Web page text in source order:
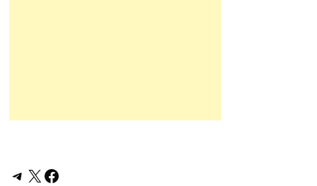
Telegram
X Facebook